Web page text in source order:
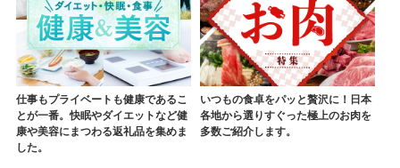
仕事もプライベートも健康であるこ
とが一番。快眠やダイエットなど健
康や美容にまつわる返礼品を集めま
した。
いつもの食卓をパッと贅沢に！日本
各地から選りすぐった極上のお肉を
多数ご紹介します。